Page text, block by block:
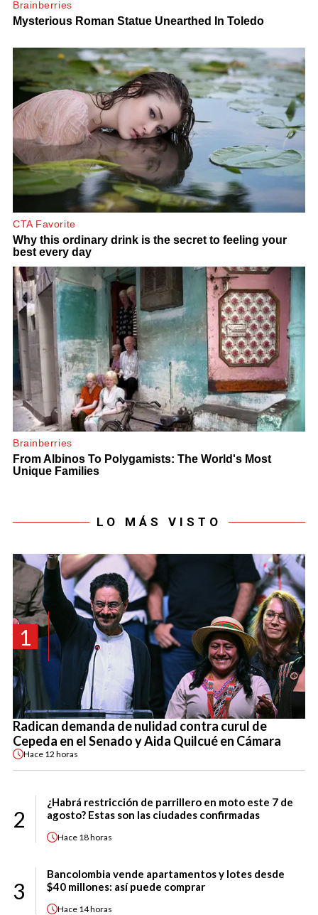
LO MÁS VISTO
1
Radican demanda de nulidad contra curul de
Cepeda en el Senado y Aida Quilcué en Cámara
Hace 12 horas
2
¿Habrá restricción de parrillero en moto este 7 de
agosto? Estas son las ciudades confirmadas
Hace 18 horas
3
Bancolombia vende apartamentos y lotes desde
$40 millones: así puede comprar
Hace 14 horas